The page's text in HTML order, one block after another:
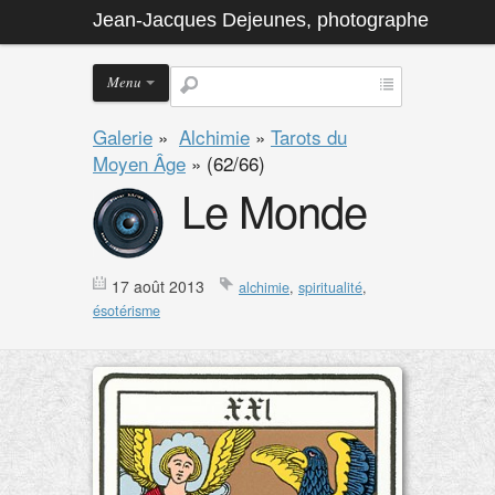
Jean-Jacques Dejeunes, photographe
Menu
Galerie » Alchimie » Tarots du
Moyen Âge » (62/66)
Le Monde
17 août 2013 alchimie, spiritualité,
ésotérisme